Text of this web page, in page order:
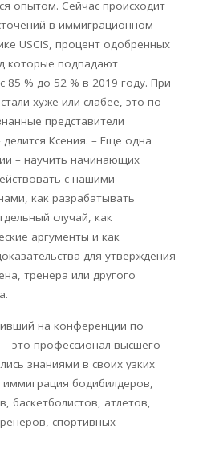
опытом. Сейчас происходит
в иммиграционном
USСIS, процент одобренных
которые подпадают
85 % до 52 % в 2019 году. При
хуже или слабее, это по-
представители
Ксения. – Еще одна
– научить начинающих
с нашими
как разрабатывать
случай, как
аргументы и как
для утверждения
тренера или другого
на конференции по
это профессионал высшего
знаниями в своих узких
иммиграция бодибилдеров,
баскетболистов, атлетов,
спортивных